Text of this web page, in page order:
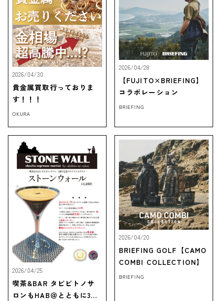
2026/04/30
貴金属買取行っておりま
す！！！
OKURA
2026/04/28
【FUJITO×BRIEFING】
コラボレーション
BRIEFING
2026/04/25
喫茶&BAR タビビトノサ
ロンもHAB＠とともに3周
2026/04/20
BRIEFING GOLF【CAMO
COMBI COLLECTION】
BRIEFING